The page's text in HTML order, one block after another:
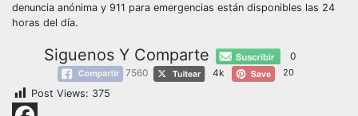
denuncia anónima y 911 para emergencias están disponibles las 24
horas del día.
Siguenos Y Comparte
0
7560
4k 20
Post Views: 375